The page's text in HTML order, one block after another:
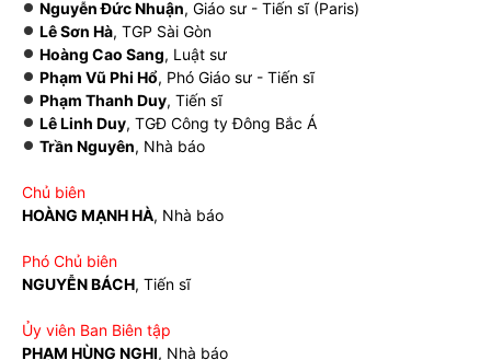
Nguyễn Đức Nhuận, Giáo sư - Tiến sĩ (Paris)
Lê Sơn Hà, TGP Sài Gòn
Hoàng Cao Sang, Luật sư
Phạm Vũ Phi Hổ, Phó Giáo sư - Tiến sĩ
Phạm Thanh Duy, Tiến sĩ
Lê Linh Duy, TGĐ Công ty Đông Bắc Á
Trần Nguyên, Nhà báo
Chủ biên
HOÀNG MẠNH HÀ, Nhà báo
Phó Chủ biên
NGUYỄN BÁCH, Tiến sĩ
Ủy viên Ban Biên tập
PHẠM HÙNG NGHỊ, Nhà báo